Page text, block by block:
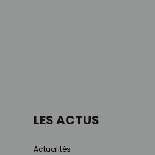
LES ACTUS
Actualités